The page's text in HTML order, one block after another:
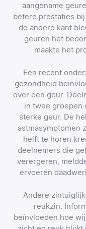
aangename
betere prestaties
de andere kant
geuren het
maakte het
Een recent
gezondheid
over een geur.
in twee groepen
sterke geur. De
astmasymptomen
helft te horen
deelnemers die
verergeren,
ervoeren
Andere
reukzin.
beïnvloeden hoe